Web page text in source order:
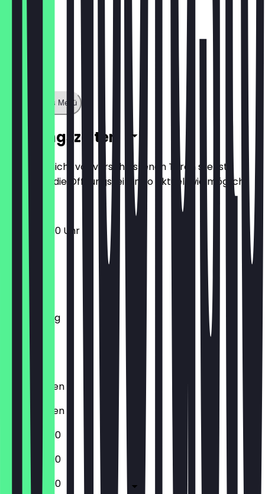
Zeige ganzes Menü
Öffnungszeiten
Damit du nicht vor verschlossenen Türen stehst,
halten wir die Öffnungszeiten so aktuell wie möglich.
12:00 - 22:00 Uhr
Montag
Dienstag
Mittwoch
Donnerstag
Freitag
Samstag
Sonntag
Geschlossen
Geschlossen
12:00 - 22:00
12:00 - 22:00
12:00 - 22:00